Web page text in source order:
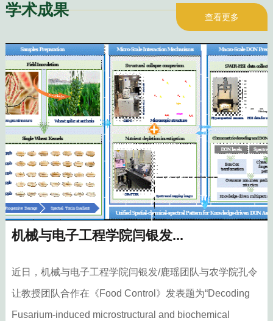
学术成果 查看更多
机械与电子工程学院闫银发...
近日，机械与电子工程学院闫银发/鹿瑶团队与农学院孔令
让教授团队合作在《Food Control》发表题为“Decoding
Fusarium-induced microstructural and biochemical